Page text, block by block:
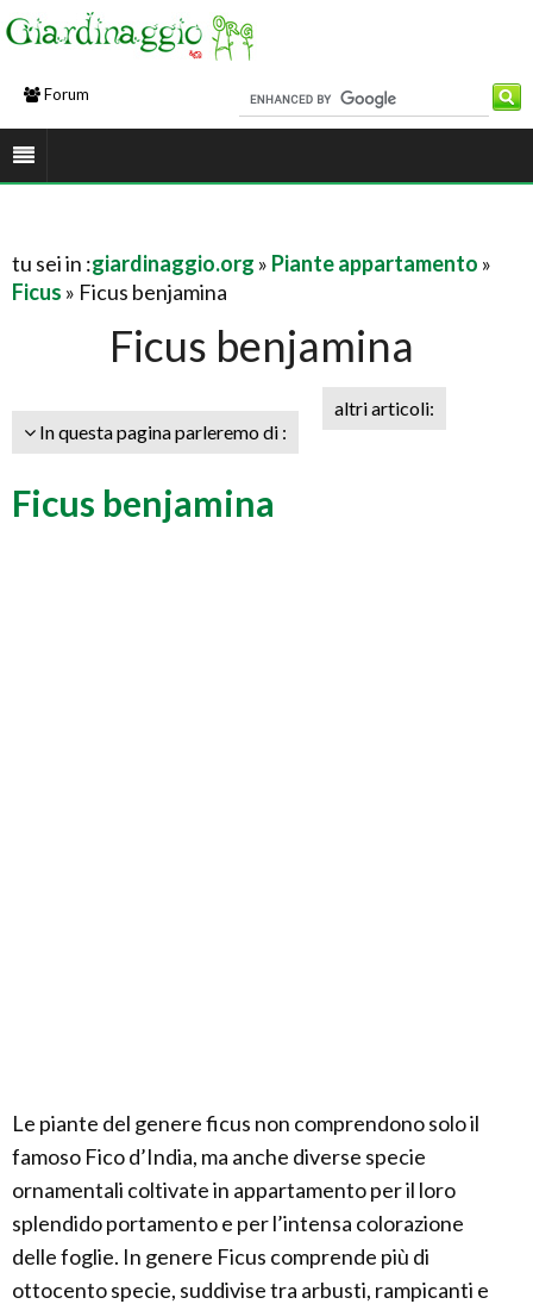
Forum
tu sei in :giardinaggio.org » Piante appartamento »
Ficus » Ficus benjamina
Ficus benjamina
In questa pagina parleremo di :
altri articoli:
Ficus benjamina
Le piante del genere ficus non comprendono solo il
famoso Fico d’India, ma anche diverse specie
ornamentali coltivate in appartamento per il loro
splendido portamento e per l’intensa colorazione
delle foglie. In genere Ficus comprende più di
ottocento specie, suddivise tra arbusti, rampicanti e